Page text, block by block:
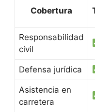
Cobertura
Responsabilidad
civil
Defensa jurídica
Asistencia en
carretera